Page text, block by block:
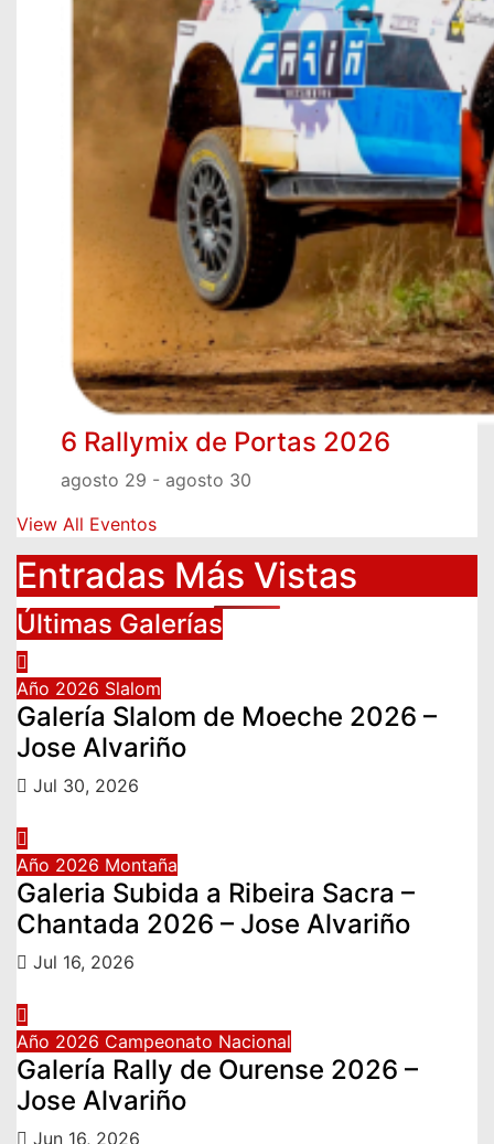
6 Rallymix de Portas 2026
agosto 29 - agosto 30
View All Eventos
Entradas Más Vistas
Últimas Galerías
Año 2026 Slalom
Galería Slalom de Moeche 2026 –
Jose Alvariño
Jul 30, 2026
Año 2026 Montaña
Galeria Subida a Ribeira Sacra –
Chantada 2026 – Jose Alvariño
Jul 16, 2026
Año 2026 Campeonato Nacional
Galería Rally de Ourense 2026 –
Jose Alvariño
Jun 16, 2026